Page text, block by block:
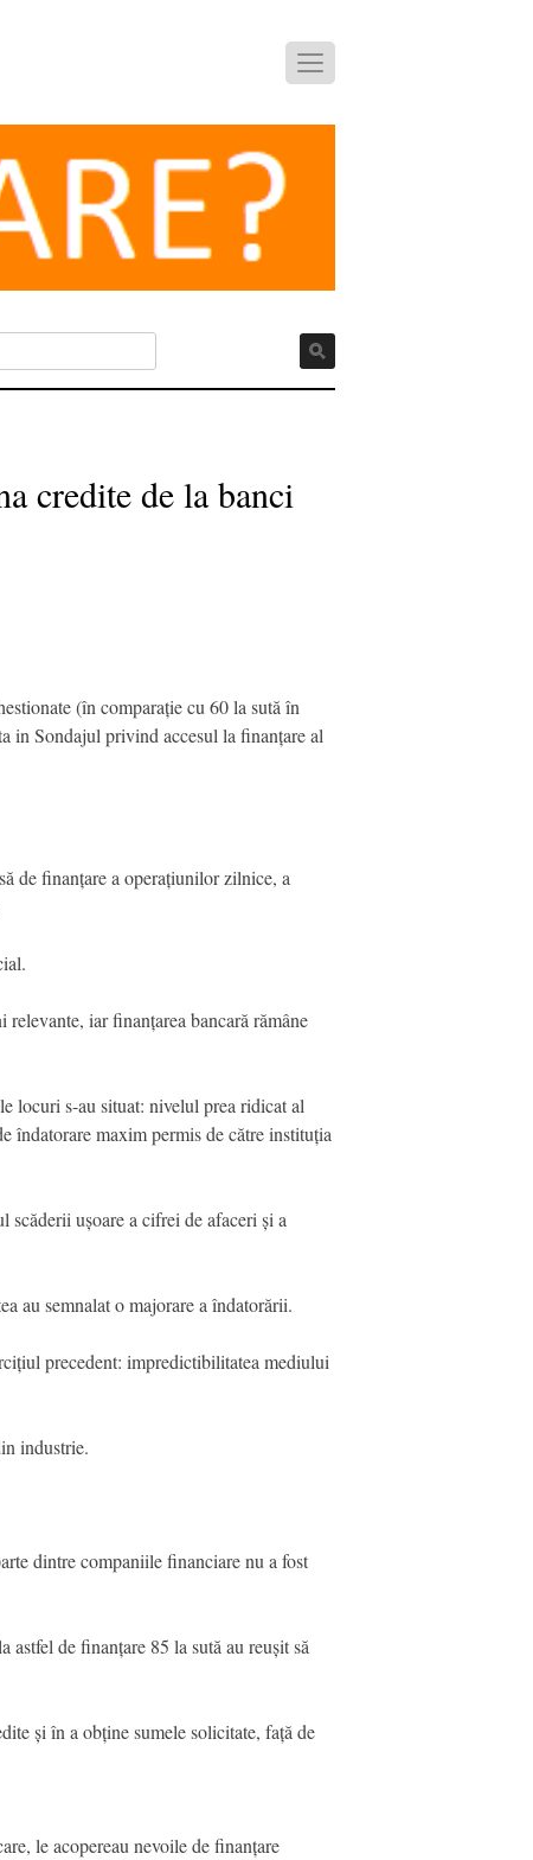
credite de la banci
(în comparație cu 60 la sută în
in Sondajul privind accesul la finanțare al
de finanțare a operațiunilor zilnice, a
iar finanțarea bancară rămâne
locuri s-au situat: nivelul prea ridicat al
îndatorare maxim permis de către instituția
ușoare a cifrei de afaceri și a
au semnalat o majorare a îndatorării.
precedent: impredictibilitatea mediului
industrie.
dintre companiile financiare nu a fost
de finanțare 85 la sută au reușit să
și în a obține sumele solicitate, față de
le acopereau nevoile de finanțare